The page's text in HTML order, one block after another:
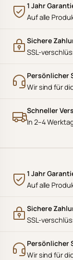
1 Jahr
Auf alle
Sichere
SSL-
Persönlicher
Wir sind für
Schneller
In 2–4
1 Jahr
Auf alle
Sichere
SSL-
Persönlicher
Wir sind für